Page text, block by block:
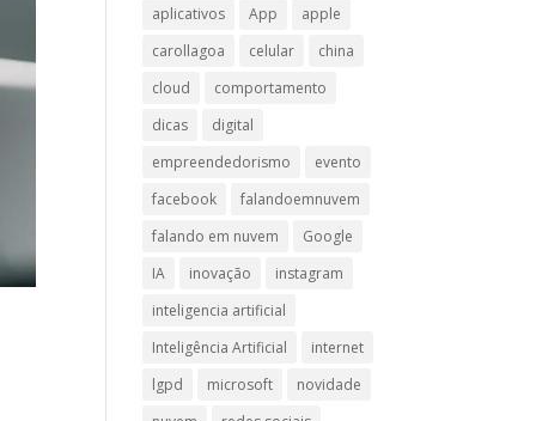
aplicativos
App
apple
carollagoa
celular
china
cloud
comportamento
dicas
digital
empreendedorismo
evento
facebook
falandoemnuvem
falando em nuvem
Google
IA
inovação
instagram
inteligencia artificial
Inteligência Artificial
internet
lgpd
microsoft
novidade